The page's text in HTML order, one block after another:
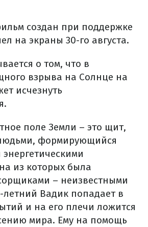
создан при поддержке
на экраны 30-го августа.
о том, что в
взрыва на Солнце на
исчезнуть
поле Земли – это щит,
формирующийся
из которых была
– неизвестными
летний Вадик попадает в
и на его плечи ложится
мира. Ему на помощь